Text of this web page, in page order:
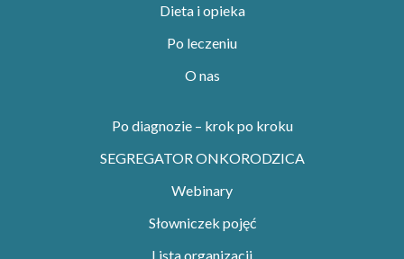
Dieta i opieka
Po leczeniu
O nas
Po diagnozie – krok po kroku
SEGREGATOR ONKORODZICA
Webinary
Słowniczek pojęć
Lista organizacji